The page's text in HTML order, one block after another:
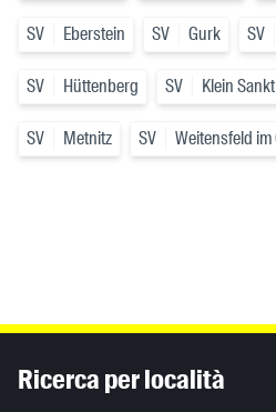
SV Eberstein SV Gurk SV
SV Hüttenberg SV Klein
SV Metnitz SV Weitensfeld
Ricerca per località